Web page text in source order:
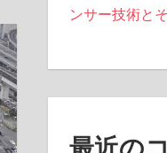
ンサー技術と